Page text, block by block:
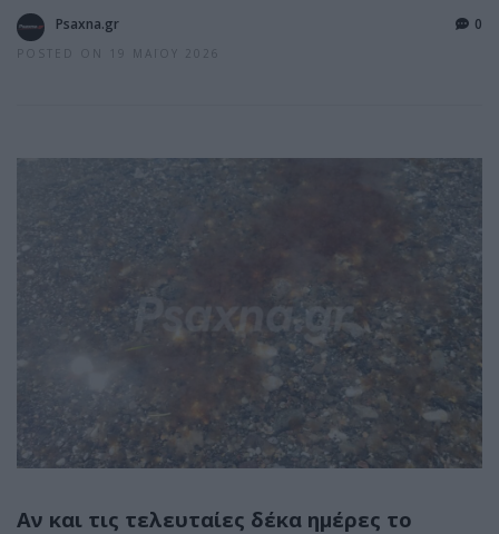
Psaxna.gr
POSTED ON 19 ΜΑΪ́ΟΥ 2026
0
Αν και τις τελευταίες δέκα ημέρες το